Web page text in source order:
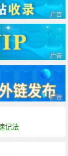
池
记法